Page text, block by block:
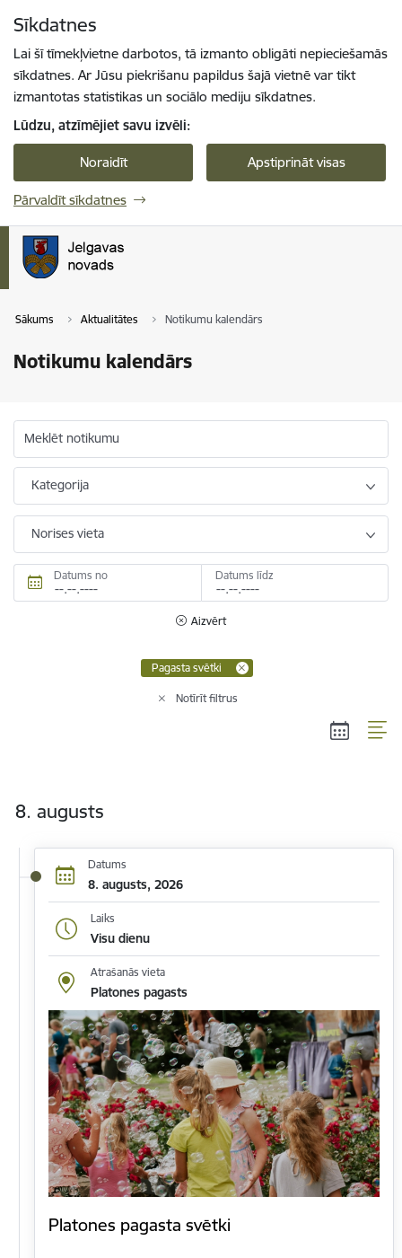
Sīkdatnes
Lai šī tīmekļvietne darbotos, tā izmanto obligāti nepieciešamās
sīkdatnes. Ar Jūsu piekrišanu papildus šajā vietnē var tikt
izmantotas statistikas un sociālo mediju sīkdatnes.
Lūdzu, atzīmējiet savu izvēli:
Noraidīt Apstiprināt visas
Pārvaldīt sīkdatnes
Sākums Aktualitātes Notikumu kalendārs
Notikumu kalendārs
Meklēt notikumu
Kategorija
Norises vieta
Datums no Datums līdz
Aizvērt
Pagasta svētki
Notīrīt filtrus
8. augusts
Datums
8. augusts, 2026
Laiks
Visu dienu
Atrašanās vieta
Platones pagasts
Platones pagasta svētki